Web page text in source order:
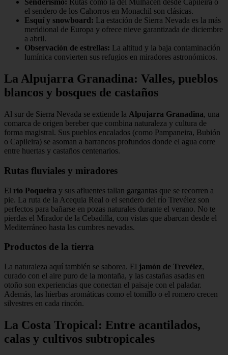
Senderismo: Rutas como la del Mulhacén desde Capileira o
el sendero de los Cahorros en Monachil son clásicas.
Esquí y snowboard: La estación de Sierra Nevada es la más
meridional de Europa y ofrece nieve garantizada de diciembre
a abril.
Observación de estrellas: La altitud y la baja contaminación
lumínica convierten sus refugios en miradores astronómicos.
La Alpujarra Granadina: Valles, pueblos
blancos y bosques de castaños
Al sur de Sierra Nevada se extiende la Alpujarra Granadina, una
comarca de origen bereber que combina naturaleza y cultura de
forma magistral. Sus pueblos encalados (como Pampaneira, Bubión
o Capileira) se asoman a barrancos profundos donde el agua corre
entre huertas y castaños centenarios.
Rutas fluviales y miradores
El río Poqueira y sus afluentes tallan gargantas que se recorren a
pie. La ruta de la Acequia Real o el sendero del río Trevélez son
perfectos para bañarse en pozas naturales durante el verano. No te
pierdas el Mirador de la Cebadilla, con vistas que abarcan desde el
Mediterráneo hasta las cumbres nevadas.
Productos de la tierra
La naturaleza aquí también se saborea. El jamón de Trevélez,
curado con el aire puro de la montaña, y las castañas asadas en
otoño son experiencias que conectan el paisaje con el paladar.
Además, las hierbas aromáticas como el tomillo o el romero crecen
silvestres en cada rincón.
La Costa Tropical: Entre acantilados,
calas y cultivos subtropicales